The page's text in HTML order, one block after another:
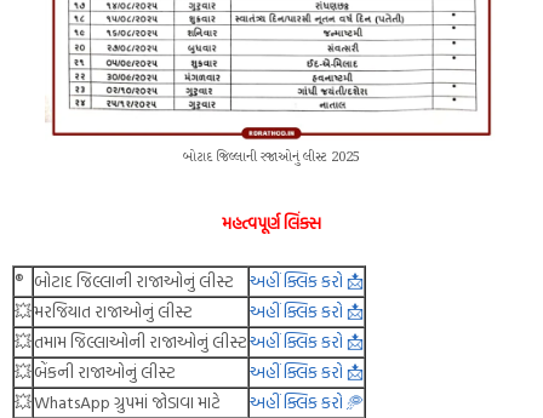
બોટાદ જિલ્લાની રજાઓનું લીસ્ટ 2025
મહત્વપૂર્ણ લિંક્સ
®️ બોટાદ જિલ્લાની રાજાઓનું લીસ્ટ
અહીં ક્લિક કરો 📩
💥મરજિયાત રાજાઓનું લીસ્ટ
અહીં ક્લિક કરો 📩
💥તમામ જિલ્લાઓની રાજાઓનું લીસ્ટઅહીં ક્લિક કરો 📩
💥બેંકની રાજાઓનું લીસ્ટ
અહીં ક્લિક કરો 📩
💥WhatsApp ગ્રુપમાં જોડાવા માટે અહીં ક્લિક કરો 🥏